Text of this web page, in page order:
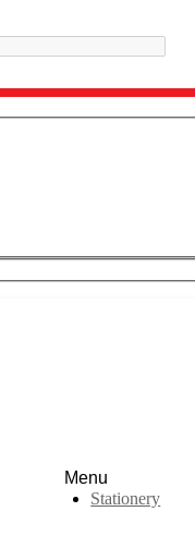
Menu
Stationery